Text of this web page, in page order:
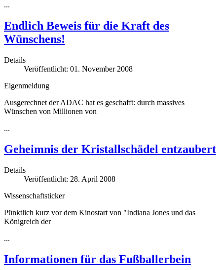
...
Endlich Beweis für die Kraft des
Wünschens!
Details
Veröffentlicht: 01. November 2008
Eigenmeldung
Ausgerechnet der ADAC hat es geschafft: durch massives
Wünschen von Millionen von
...
Geheimnis der Kristallschädel entzaubert
Details
Veröffentlicht: 28. April 2008
Wissenschaftsticker
Pünktlich kurz vor dem Kinostart von "Indiana Jones und das
Königreich der
...
Informationen für das Fußballerbein